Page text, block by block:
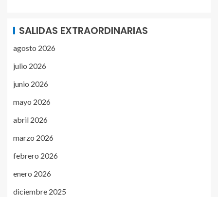
SALIDAS EXTRAORDINARIAS
agosto 2026
julio 2026
junio 2026
mayo 2026
abril 2026
marzo 2026
febrero 2026
enero 2026
diciembre 2025